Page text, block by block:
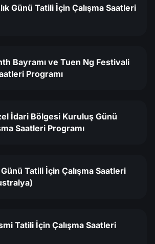
Günü Tatili İçin Çalışma Saatleri
Bayramı ve Tuen Ng Festivali
Programı
İdari Bölgesi Kuruluş Günü
Saatleri Programı
Tatili İçin Çalışma Saatleri
Tatili İçin Çalışma Saatleri